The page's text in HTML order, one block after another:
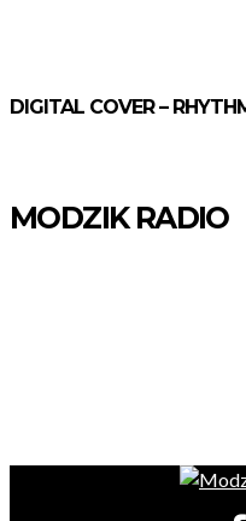
DIGITAL COVER –
MODZIK RADIO